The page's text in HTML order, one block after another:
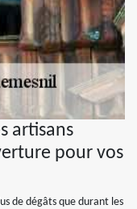
artisans
pour vos
de dégâts que durant les